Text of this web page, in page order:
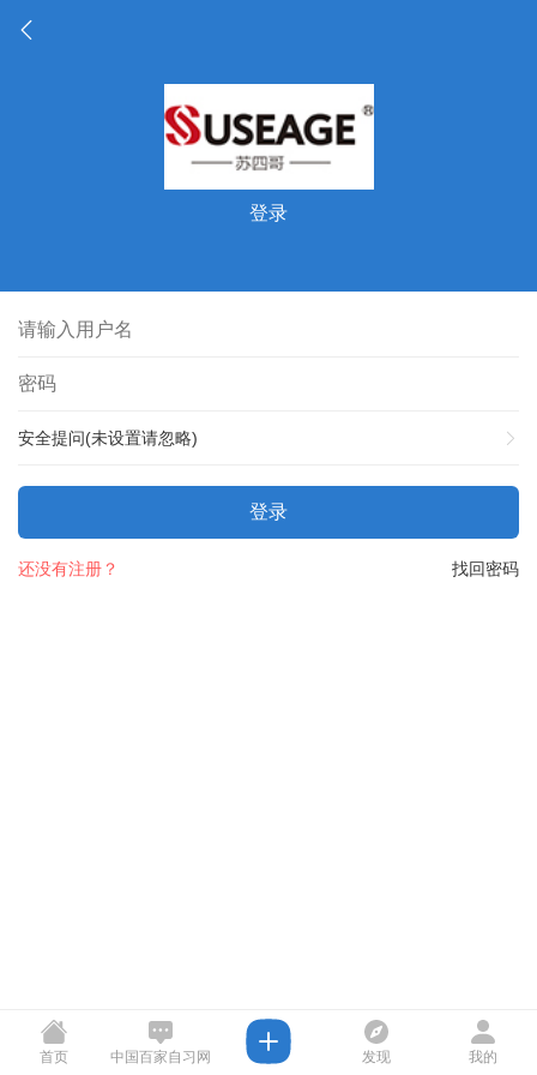
登录
安全提问(未设置请忽略)
登录
找回密码
还没有注册？
首页 中国百家自习网 发现 我的